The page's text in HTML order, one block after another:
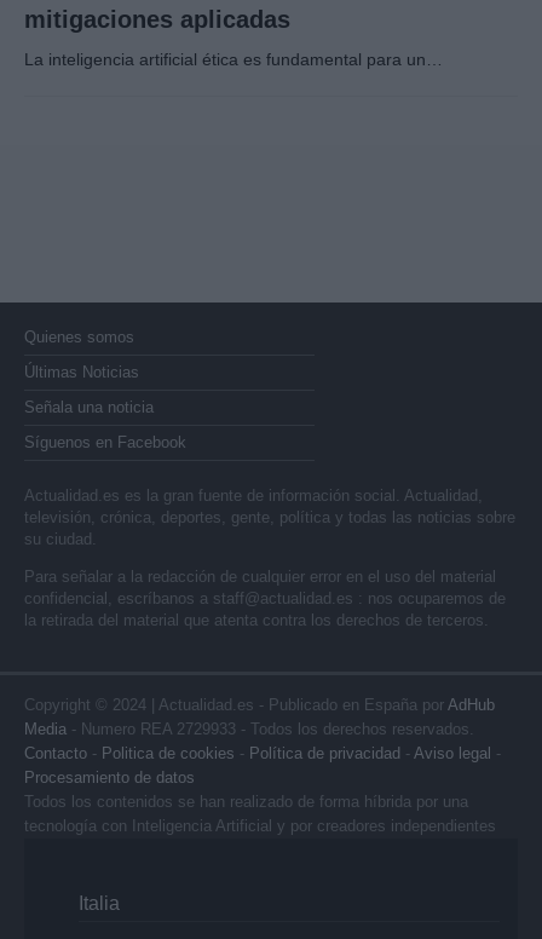
mitigaciones aplicadas
La inteligencia artificial ética es fundamental para un…
Quienes somos
Últimas Noticias
Señala una noticia
Síguenos en Facebook
Actualidad.es es la gran fuente de información social. Actualidad,
televisión, crónica, deportes, gente, política y todas las noticias sobre
su ciudad.
Para señalar a la redacción de cualquier error en el uso del material
confidencial, escríbanos a staff@actualidad.es : nos ocuparemos de
la retirada del material que atenta contra los derechos de terceros.
Copyright © 2024 | Actualidad.es - Publicado en España por AdHub
Media - Numero REA 2729933 - Todos los derechos reservados.
Contacto - Politica de cookies - Política de privacidad - Aviso legal -
Procesamiento de datos
Todos los contenidos se han realizado de forma híbrida por una
tecnología con Inteligencia Artificial y por creadores independientes
Italia